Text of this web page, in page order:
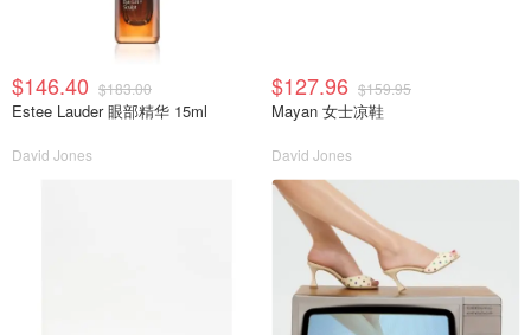
$146.40 $183.00
Estee Lauder 眼部精华 15ml
David Jones
$127.96 $159.95
Mayan 女士凉鞋
David Jones